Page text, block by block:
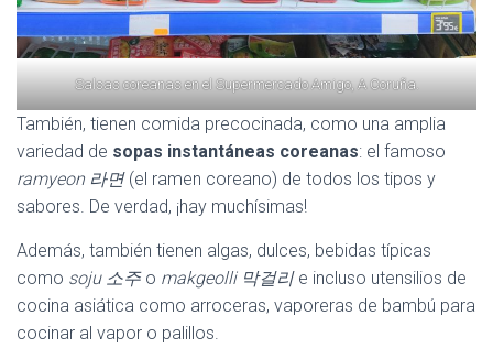
Salsas coreanas en el Supermercado Amigo, A Coruña.
También, tienen comida precocinada, como una amplia
variedad de sopas instantáneas coreanas: el famoso
ramyeon 라면(el ramen coreano) de todos los tipos y
sabores. De verdad, ¡hay muchísimas!
Además, también tienen algas, dulces, bebidas típicas
como soju 소주o makgeolli 막걸리e incluso utensilios de
cocina asiática como arroceras, vaporeras de bambú para
cocinar al vapor o palillos.